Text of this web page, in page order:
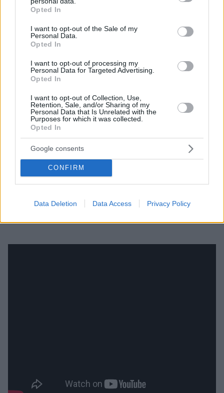
grant or deny consent to Google and its third-party tags to
use your data for below specified purposes in below Google
consent section.
Opted In
I want to opt-out of the Sale of my
Personal Data.
Opted In
I want to opt-out of processing my
Personal Data for Targeted Advertising.
Opted In
I want to opt-out of Collection, Use,
Retention, Sale, and/or Sharing of my
Personal Data that Is Unrelated with the
Purposes for which it was collected.
Opted In
Google consents
CONFIRM
Data Deletion Data Access Privacy Policy
στον σύντροφό της, πως είναι έγκυος. Δεν
διστάζει να υποδυθεί ολόκληρη την
εγκυμοσύνη, φορώντας μια ψεύτικη κοιλιά ενώ
διοργανώνει μέχρι και gender reveal, δηλαδή
πάρτι για την αποκάλυψη του φύλου του μωρού
που υποτίθεται ότι κυοφορούσε. Σύμφωνα με
το ψέμα της, επρόκειτο να γεννήσει τον
Σεπτέμβριο.
Το προσωπικό του νοσοκομείου όπου η Πάρκερ
υποβλήθηκε σε υστερεκτομή δεν μπορεί να
καταλάβει τι συμβαίνει όταν βλέπει τις
δικτύωσης, αλλά δεσμεύεται από το ιατρικό